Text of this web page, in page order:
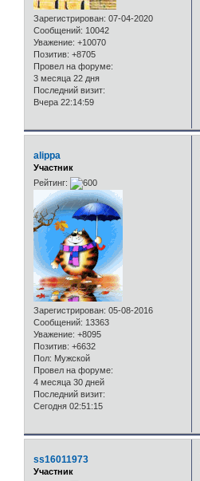
Зарегистрирован: 07-04-2020
Сообщений: 10042
Уважение: +10070
Позитив: +8705
Провел на форуме:
3 месяца 22 дня
Последний визит:
Вчера 22:14:59
alippa
Участник
Рейтинг:
Зарегистрирован: 05-08-2016
Сообщений: 13363
Уважение: +8095
Позитив: +6632
Пол: Мужской
Провел на форуме:
4 месяца 30 дней
Последний визит:
Сегодня 02:51:15
ss16011973
Участник